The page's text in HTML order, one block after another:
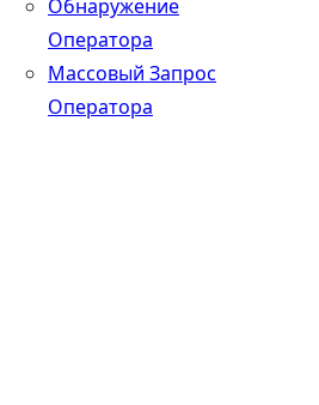
Обнаружение
Оператора
Массовый Запрос
Оператора